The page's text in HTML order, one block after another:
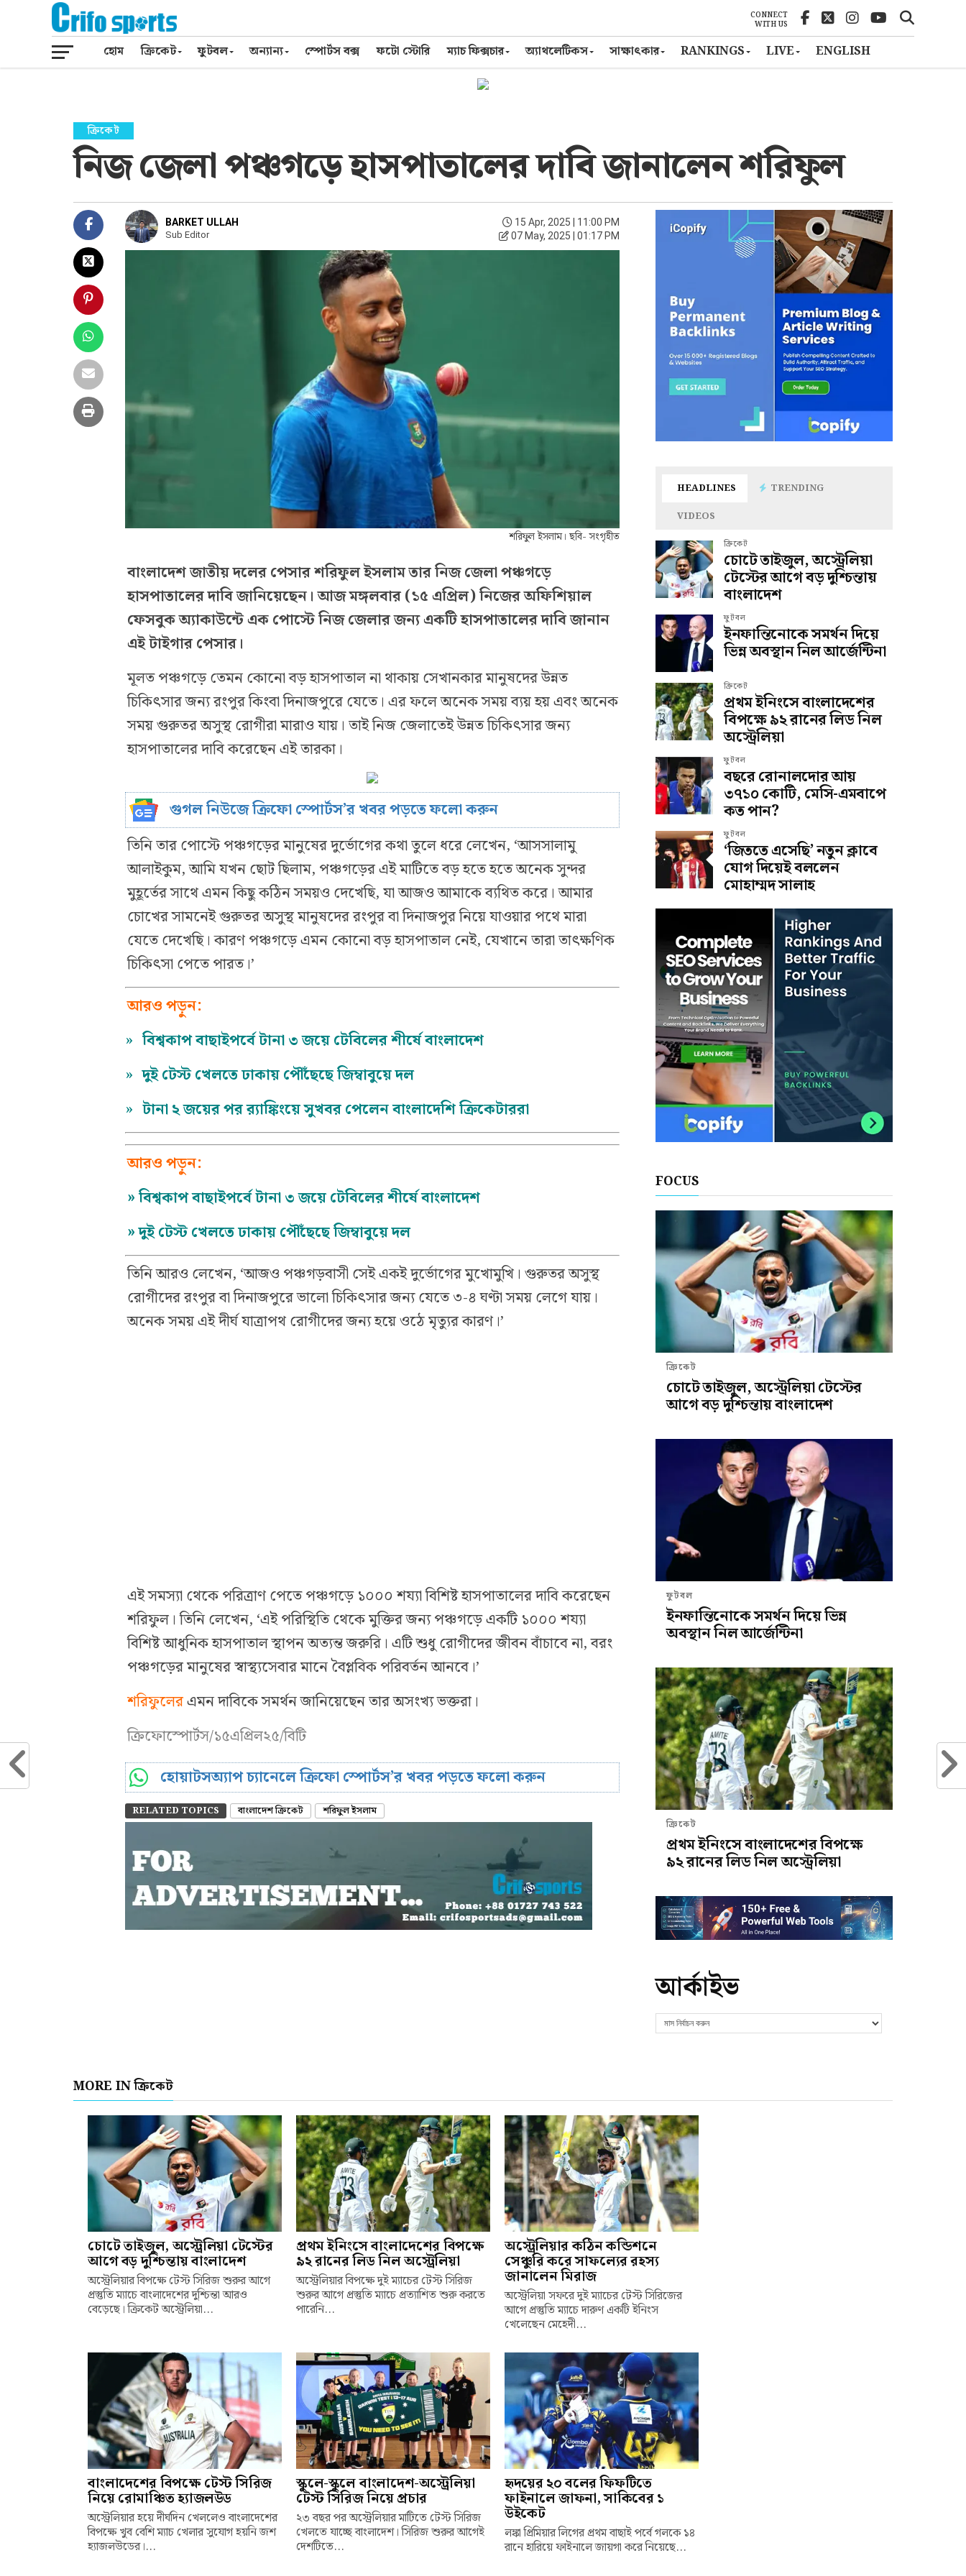
CONNECT
WITH US
হোম ক্রিকেট ফুটবল অন্যান্য স্পোর্টস বক্স ফটো স্টোরি ম্যাচ ফিক্সচার অ্যাথলেটিকস সাক্ষাৎকার RANKINGS LIVE ENGLISH
ক্রিকেট
নিজ জেলা পঞ্চগড়ে হাসপাতালের দাবি জানালেন শরিফুল
BARKET ULLAH
Sub Editor
15 Apr, 2025 | 11:00 PM
07 May, 2025 | 01:17 PM
শরিফুল ইসলাম। ছবি- সংগৃহীত
বাংলাদেশ জাতীয় দলের পেসার শরিফুল ইসলাম তার নিজ জেলা পঞ্চগড়ে
হাসপাতালের দাবি জানিয়েছেন। আজ মঙ্গলবার (১৫ এপ্রিল) নিজের অফিশিয়াল
ফেসবুক অ্যাকাউন্টে এক পোস্টে নিজ জেলার জন্য একটি হাসপাতালের দাবি জানান
এই টাইগার পেসার।
মূলত পঞ্চগড়ে তেমন কোনো বড় হাসপাতাল না থাকায় সেখানকার মানুষদের উন্নত
চিকিৎসার জন্য রংপুর কিংবা দিনাজপুরে যেতে। এর ফলে অনেক সময় ব্যয় হয় এবং অনেক
সময় গুরুতর অসুস্থ রোগীরা মারাও যায়। তাই নিজ জেলাতেই উন্নত চিকিৎসার জন্য
হাসপাতালের দাবি করেছেন এই তারকা।
গুগল নিউজে ক্রিফো স্পোর্টস’র খবর পড়তে ফলো করুন
তিনি তার পোস্টে পঞ্চগড়ের মানুষের দুর্ভোগের কথা তুলে ধরে লেখেন, ‘আসসালামু
আলাইকুম, আমি যখন ছোট ছিলাম, পঞ্চগড়ের এই মাটিতে বড় হতে হতে অনেক সুন্দর
মুহূর্তের সাথে এমন কিছু কঠিন সময়ও দেখেছি, যা আজও আমাকে ব্যথিত করে। আমার
চোখের সামনেই গুরুতর অসুস্থ মানুষদের রংপুর বা দিনাজপুর নিয়ে যাওয়ার পথে মারা
যেতে দেখেছি। কারণ পঞ্চগড়ে এমন কোনো বড় হাসপাতাল নেই, যেখানে তারা তাৎক্ষণিক
চিকিৎসা পেতে পারত।’
আরও পড়ুন:
» বিশ্বকাপ বাছাইপর্বে টানা ৩ জয়ে টেবিলের শীর্ষে বাংলাদেশ
» দুই টেস্ট খেলতে ঢাকায় পৌঁছেছে জিম্বাবুয়ে দল
» টানা ২ জয়ের পর র‍্যাঙ্কিংয়ে সুখবর পেলেন বাংলাদেশি ক্রিকেটাররা
আরও পড়ুন:
»বিশ্বকাপ বাছাইপর্বে টানা ৩ জয়ে টেবিলের শীর্ষে বাংলাদেশ
»দুই টেস্ট খেলতে ঢাকায় পৌঁছেছে জিম্বাবুয়ে দল
তিনি আরও লেখেন, ‘আজও পঞ্চগড়বাসী সেই একই দুর্ভোগের মুখোমুখি। গুরুতর অসুস্থ
রোগীদের রংপুর বা দিনাজপুরে ভালো চিকিৎসার জন্য যেতে ৩-৪ ঘণ্টা সময় লেগে যায়।
অনেক সময় এই দীর্ঘ যাত্রাপথ রোগীদের জন্য হয়ে ওঠে মৃত্যুর কারণ।’
এই সমস্যা থেকে পরিত্রাণ পেতে পঞ্চগড়ে ১০০০ শয্যা বিশিষ্ট হাসপাতালের দাবি করেছেন
শরিফুল। তিনি লেখেন, ‘এই পরিস্থিতি থেকে মুক্তির জন্য পঞ্চগড়ে একটি ১০০০ শয্যা
বিশিষ্ট আধুনিক হাসপাতাল স্থাপন অত্যন্ত জরুরি। এটি শুধু রোগীদের জীবন বাঁচাবে না, বরং
পঞ্চগড়ের মানুষের স্বাস্থ্যসেবার মানে বৈপ্লবিক পরিবর্তন আনবে।’
শরিফুলেরএমন দাবিকে সমর্থন জানিয়েছেন তার অসংখ্য ভক্তরা।
ক্রিফোস্পোর্টস/১৫এপ্রিল২৫/বিটি
হোয়াটসঅ্যাপ চ্যানেলে ক্রিফো স্পোর্টস’র খবর পড়তে ফলো করুন
RELATED TOPICS বাংলাদেশ ক্রিকেট শরিফুল ইসলাম
HEADLINES
TRENDING
VIDEOS
ক্রিকেট
চোটে তাইজুল, অস্ট্রেলিয়া
টেস্টের আগে বড় দুশ্চিন্তায়
বাংলাদেশ
ফুটবল
ইনফান্তিনোকে সমর্থন দিয়ে
ভিন্ন অবস্থান নিল আর্জেন্টিনা
ক্রিকেট
প্রথম ইনিংসে বাংলাদেশের
বিপক্ষে ৯২ রানের লিড নিল
অস্ট্রেলিয়া
ফুটবল
বছরে রোনালদোর আয়
৩৭১০ কোটি, মেসি-এমবাপে
কত পান?
ফুটবল
‘জিততে এসেছি’ নতুন ক্লাবে
যোগ দিয়েই বললেন
মোহাম্মদ সালাহ
FOCUS
ক্রিকেট
চোটে তাইজুল, অস্ট্রেলিয়া টেস্টের
আগে বড় দুশ্চিন্তায় বাংলাদেশ
ফুটবল
ইনফান্তিনোকে সমর্থন দিয়ে ভিন্ন
অবস্থান নিল আর্জেন্টিনা
ক্রিকেট
প্রথম ইনিংসে বাংলাদেশের বিপক্ষে
৯২ রানের লিড নিল অস্ট্রেলিয়া
আর্কাইভ
MORE IN ক্রিকেট
চোটে তাইজুল, অস্ট্রেলিয়া টেস্টের
আগে বড় দুশ্চিন্তায় বাংলাদেশ
অস্ট্রেলিয়ার বিপক্ষে টেস্ট সিরিজ শুরুর আগে
প্রস্তুতি ম্যাচে বাংলাদেশের দুশ্চিন্তা আরও
বেড়েছে। ক্রিকেট অস্ট্রেলিয়া...
প্রথম ইনিংসে বাংলাদেশের বিপক্ষে
৯২ রানের লিড নিল অস্ট্রেলিয়া
অস্ট্রেলিয়ার বিপক্ষে দুই ম্যাচের টেস্ট সিরিজ
শুরুর আগে প্রস্তুতি ম্যাচে প্রত্যাশিত শুরু করতে
পারেনি...
অস্ট্রেলিয়ার কঠিন কন্ডিশনে
সেঞ্চুরি করে সাফল্যের রহস্য
জানালেন মিরাজ
অস্ট্রেলিয়া সফরে দুই ম্যাচের টেস্ট সিরিজের
আগে প্রস্তুতি ম্যাচে দারুণ একটি ইনিংস
খেলেছেন মেহেদী...
বাংলাদেশের বিপক্ষে টেস্ট সিরিজ
নিয়ে রোমাঞ্চিত হ্যাজলউড
অস্ট্রেলিয়ার হয়ে দীর্ঘদিন খেললেও বাংলাদেশের
বিপক্ষে খুব বেশি ম্যাচ খেলার সুযোগ হয়নি জশ
হ্যাজলউডের।...
স্কুলে-স্কুলে বাংলাদেশ-অস্ট্রেলিয়া
টেস্ট সিরিজ নিয়ে প্রচার
২৩ বছর পর অস্ট্রেলিয়ার মাটিতে টেস্ট সিরিজ
খেলতে যাচ্ছে বাংলাদেশ। সিরিজ শুরুর আগেই
দেশটিতে...
হৃদয়ের ২০ বলের ফিফটিতে
ফাইনালে জাফনা, সাকিবের ১
উইকেট
লঙ্কা প্রিমিয়ার লিগের প্রথম বাছাই পর্বে গলকে ১৪
রানে হারিয়ে ফাইনালে জায়গা করে নিয়েছে...